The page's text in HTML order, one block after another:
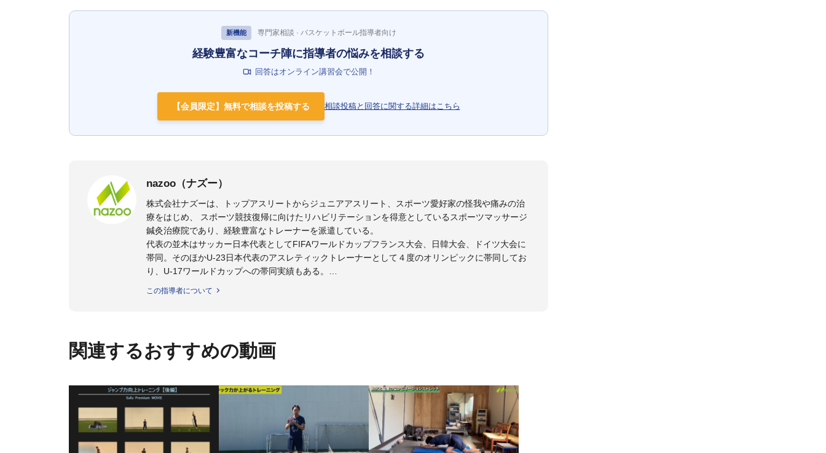
新機能 専門家相談 · バスケットボール指導者向け
経験豊富なコーチ陣に指導者の悩みを相談する
回答はオンライン講習会で公開！
【会員限定】無料で相談を投稿する 相談投稿と回答に関する詳細はこちら
nazoo（ナズー）
株式会社ナズーは、トップアスリートからジュニアアスリート、スポーツ愛好家の怪我や痛みの治
療をはじめ、 スポーツ競技復帰に向けたリハビリテーションを得意としているスポーツマッサージ
鍼灸治療院であり、経験豊富なトレーナーを派遣している。
代表の並木はサッカー日本代表としてFIFAワールドカップフランス大会、日韓大会、ドイツ大会に
帯同。そのほかU-23日本代表のアスレティックトレーナーとして４度のオリンピックに帯同してお
り、U-17ワールドカップへの帯同実績もある。
「一人一人の健康な人生をサポートする」を企業理念として掲げ、世の中の人々の『健康』をあら
この指導者について
関連するおすすめの動画